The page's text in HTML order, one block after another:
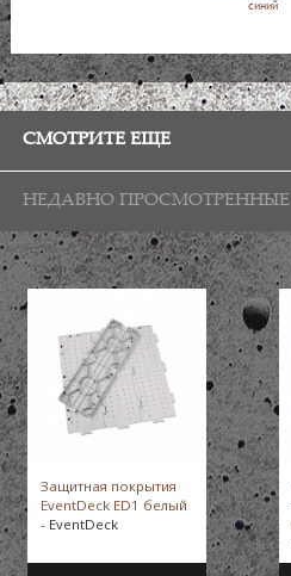
синий
СМОТРИТЕ ЕЩЕ
НЕДАВНО ПРОСМОТРЕННЫЕ
Защитная покрытия
EventDeck ED1 белый
- EventDeck